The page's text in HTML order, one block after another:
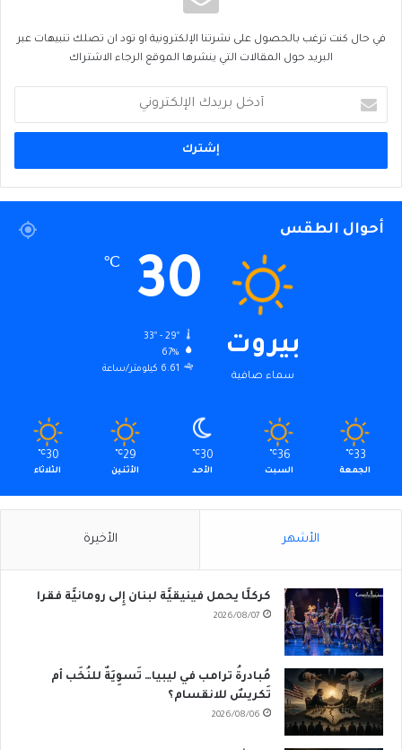
في حال كنت ترغب بالحصول على نشرتنا الإلكترونية او تود ان تصلك تنبيهات عبر
البريد حول المقالات التي ينشرها الموقع الرجاء الاشتراك
بريدك
الإلكتروني
أحوال الطقس
بيروت
سماء صافية
30
℃
33º - 29º
67%
6.61 كيلومتر/ساعة
33
℃
الجمعة
36
℃
السبت
30
℃
الأحد
29
℃
الأثنين
30
℃
الثلاثاء
الأشهر الأخيرة
كركلَّا يحمل فينيقيَّة لبنان إِلى رومانيَّة فقرا
2026/08/07
مُبادرةُ ترامب في ليبيا… تَسوِيَةٌ للنُخَب أم
تَكريسٌ للانقسام؟
2026/08/06